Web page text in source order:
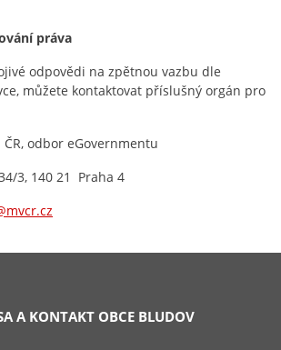
práva
odpovědi na zpětnou vazbu dle
můžete kontaktovat příslušný orgán pro
odbor eGovernmentu
3, 140 21 Praha 4
A KONTAKT OBCE BLUDOV